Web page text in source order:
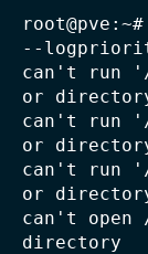
--
can't run
or
can't run
or
can't run
or
can't
directory